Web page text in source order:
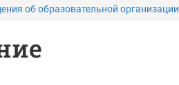
об образовательной организации